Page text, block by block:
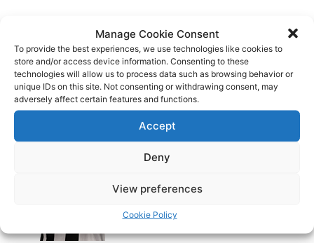
Manage Cookie Consent
To provide the best experiences, we use technologies like cookies to
store and/or access device information. Consenting to these
technologies will allow us to process data such as browsing behavior or
unique IDs on this site. Not consenting or withdrawing consent, may
adversely affect certain features and functions.
Accept
Deny
View preferences
Cookie Policy